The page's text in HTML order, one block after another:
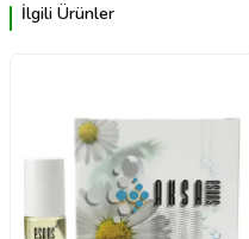
İlgili Ürünler